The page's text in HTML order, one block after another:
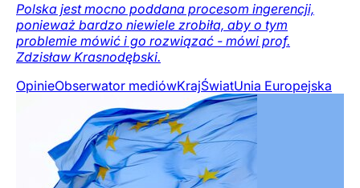
Polska jest mocno poddana procesom ingerencji,
ponieważ bardzo niewiele zrobiła, aby o tym
problemie mówić i go rozwiązać - mówi prof.
Zdzisław Krasnodębski.
OpinieObserwator mediówKrajŚwiatUnia Europejska